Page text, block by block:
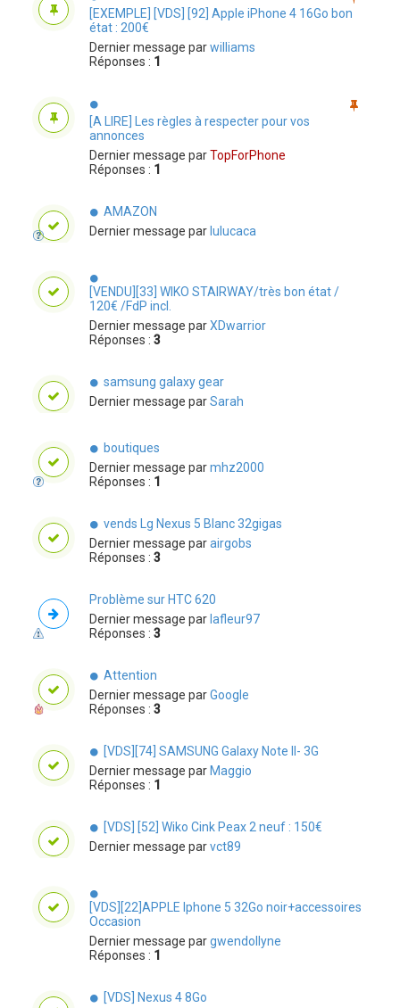
[EXEMPLE] [VDS] [92] Apple iPhone 4 16Go bon
état : 200€
Dernier message parwilliams
Réponses : 1
[A LIRE] Les règles à respecter pour vos
annonces
Dernier message parTopForPhone
Réponses : 1
AMAZON
Dernier message parlulucaca
[VENDU][33] WIKO STAIRWAY/très bon état /
120€ /FdP incl.
Dernier message parXDwarrior
Réponses : 3
samsung galaxy gear
Dernier message parSarah
boutiques
Dernier message parmhz2000
Réponses : 1
vends Lg Nexus 5 Blanc 32gigas
Dernier message parairgobs
Réponses : 3
Problème sur HTC 620
Dernier message parlafleur97
Réponses : 3
Attention
Dernier message parGoogle
Réponses : 3
[VDS][74] SAMSUNG Galaxy Note II- 3G
Dernier message parMaggio
Réponses : 1
[VDS] [52] Wiko Cink Peax 2 neuf : 150€
Dernier message parvct89
[VDS][22]APPLE Iphone 5 32Go noir+accessoires
Occasion
Dernier message pargwendollyne
Réponses : 1
[VDS] Nexus 4 8Go